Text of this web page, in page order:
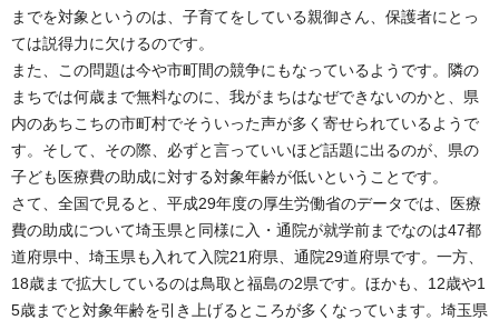
までを対象というのは、子育てをしている親御さん、保護者にとっ
ては説得力に欠けるのです。
また、この問題は今や市町間の競争にもなっているようです。隣の
まちでは何歳まで無料なのに、我がまちはなぜできないのかと、県
内のあちこちの市町村でそういった声が多く寄せられているようで
す。そして、その際、必ずと言っていいほど話題に出るのが、県の
子ども医療費の助成に対する対象年齢が低いということです。
さて、全国で見ると、平成29年度の厚生労働省のデータでは、医療
費の助成について埼玉県と同様に入・通院が就学前までなのは47都
道府県中、埼玉県も入れて入院21府県、通院29道府県です。一方、
18歳まで拡大しているのは鳥取と福島の2県です。ほかも、12歳や1
5歳までと対象年齢を引き上げるところが多くなっています。埼玉県